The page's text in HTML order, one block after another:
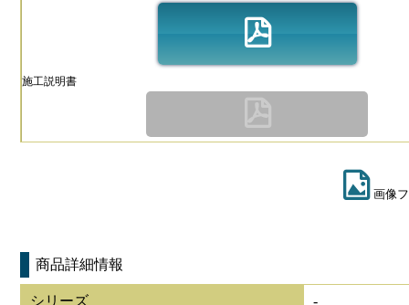
施工説明書
画像
商品詳細情報
シリーズ -